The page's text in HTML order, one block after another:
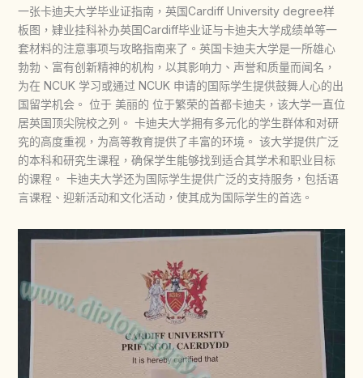
一张卡迪夫大学毕业证指南，英国Cardiff University degree样
板图，肄业挂科补办英国Cardiff毕业证与卡迪夫大学成绩单等一
套材料的注意事项与攻略指南来了。英国卡迪夫大学是一所雄心
勃勃、富有创新精神的机构，以其影响力、声誉和质量而闻名，
为在 NCUK 学习或通过 NCUK 申请的国际学生提供鼓舞人心的出
国留学机会。 位于 美丽的 位于繁荣的首都卡迪夫，该大学一直位
居英国顶尖院校之列。 卡迪夫大学拥有多元化的学生群体和对研
究的高度重视，为高等教育提供了丰富的环境。 该大学提供广泛
的本科和研究生课程，确保学生能够找到适合其学术和职业目标
的课程。 卡迪夫大学还为国际学生提供广泛的支持服务，包括语
言课程、迎新活动和文化活动，使其成为国际学生的首选。